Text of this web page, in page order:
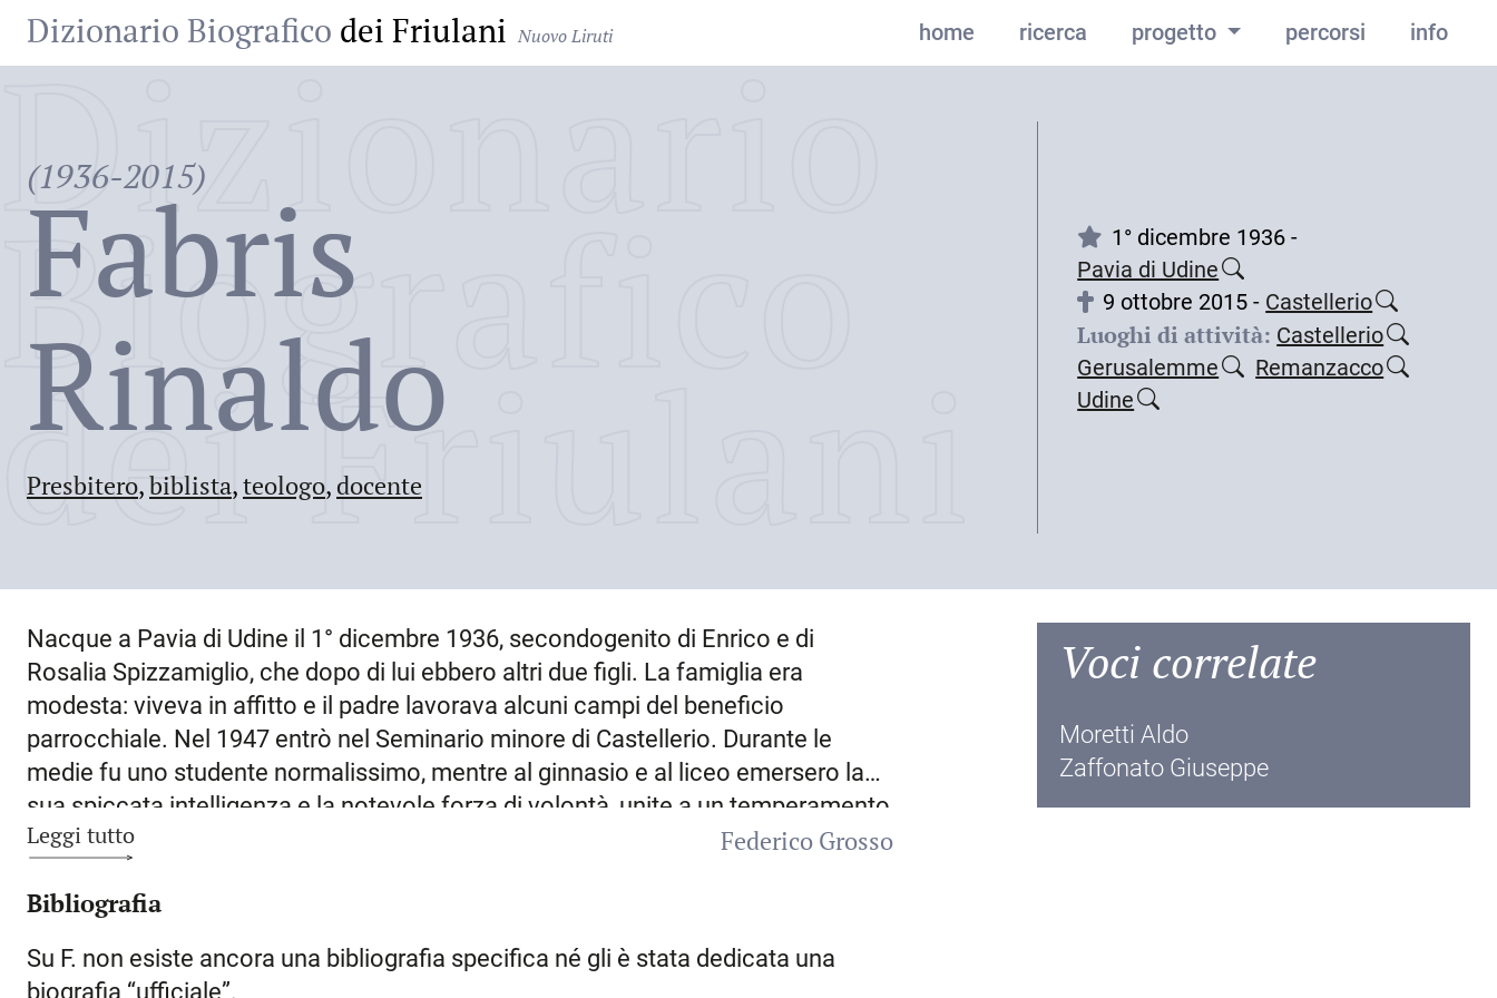
Dizionario Biografico dei Friulani Nuovo Liruti home ricerca progetto percorsi info
(1936-2015)
Fabris
Rinaldo
Presbitero,biblista,teologo, docente
Dizionario
Biografico
dei Friulani
1° dicembre 1936 -
Pavia di Udine
9 ottobre 2015 - Castellerio
Luoghi di attività: Castellerio
Gerusalemme
Remanzacco
Udine
Nacque a Pavia di Udine il 1° dicembre 1936, secondogenito di Enrico e di
Rosalia Spizzamiglio, che dopo di lui ebbero altri due figli. La famiglia era
modesta: viveva in affitto e il padre lavorava alcuni campi del beneficio
parrocchiale. Nel 1947 entrò nel Seminario minore di Castellerio. Durante le
medie fu uno studente normalissimo, mentre al ginnasio e al liceo emersero la
sua spiccata intelligenza e la notevole forza di volontà, unite a un temperamento
metodico e rigoroso. Dopo la maturità fu inviato al Seminario romano. Nell’Urbe
Traglia, il Suddiaconato e il Diaconato. Il 12 marzo 1960, con dispensa per
dall’arcivescovo monsignor Giuseppe Zaffonato. Dopo l’ordinazione proseguì gli
Leggi tutto
Federico Grosso
Bibliografia
Su F. non esiste ancora una bibliografia specifica né gli è stata dedicata una
biografia “ufficiale”.
Voci correlate
Moretti Aldo
Zaffonato Giuseppe